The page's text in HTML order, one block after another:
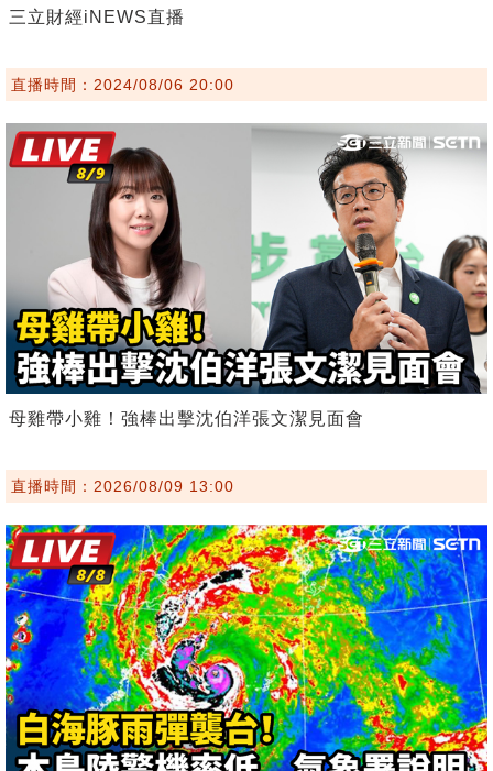
三立財經iNEWS直播
直播時間：2024/08/06 20:00
母雞帶小雞！強棒出擊沈伯洋張文潔見面會
直播時間：2026/08/09 13:00